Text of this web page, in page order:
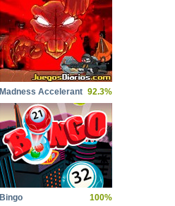
Madness Accelerant 92.3%
Bingo 100%